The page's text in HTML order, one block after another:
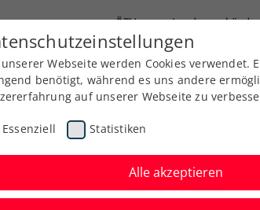
ÖTV Landesverbände
Ausbildung Services Über
Webseite werden Cookies verwendet.
benötigt, während es uns andere
auf unserer Webseite zu
Essenziell Statistiken
Alle akzeptieren